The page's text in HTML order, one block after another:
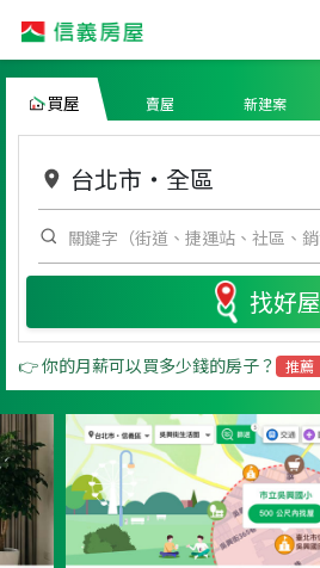
買屋 賣屋 新建案
台北市 ・ 全區
找好屋
👉 你的月薪可以買多少錢的房子？ 推薦